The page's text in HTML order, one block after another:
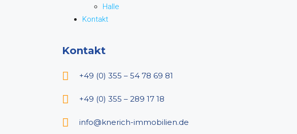
Halle
Kontakt
Kontakt
+49 (0) 355 – 54 78 69 81
+49 (0) 355 – 289 17 18
info@knerich-immobilien.de